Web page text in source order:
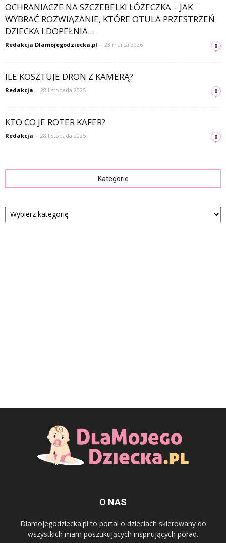
OCHRANIACZE NA SZCZEBELKI ŁÓŻECZKA – JAK
WYBRAĆ ROZWIĄZANIE, KTÓRE OTULA PRZESTRZEŃ
DZIECKA I DOPEŁNIA...
Redakcja Dlamojegodziecka.pl - 23 marca 2026 0
ILE KOSZTUJE DRON Z KAMERĄ?
Redakcja - 28 listopada 2025 0
KTO CO JE ROTER KAFER?
Redakcja - 28 listopada 2025 0
Kategorie
Kategorie
O NAS
Dlamojegodziecka.pl to portal o dzieciach skierowany do
wszystkich mam poszukujących inspirujących porad.